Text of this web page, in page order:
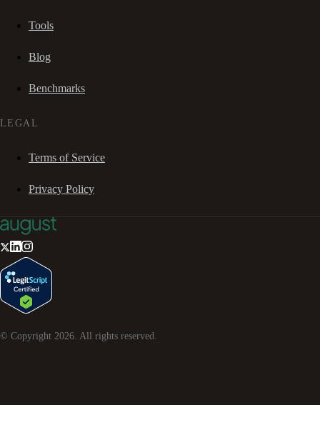
Tools
Blog
Benchmarks
LEGAL
Terms of Service
Privacy Policy
© Copyright 2026 . All rights reserved.